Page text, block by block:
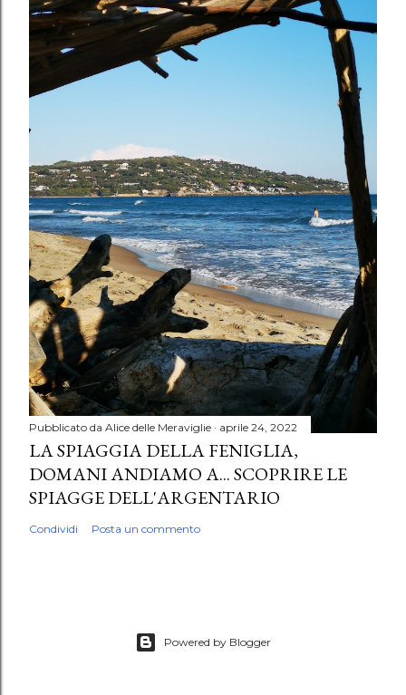
Pubblicato da Alice delle Meraviglie aprile 24, 2022
LA SPIAGGIA DELLA FENIGLIA,
DOMANI ANDIAMO A... SCOPRIRE LE
SPIAGGE DELL'ARGENTARIO
Condividi Posta un commento
Powered by Blogger